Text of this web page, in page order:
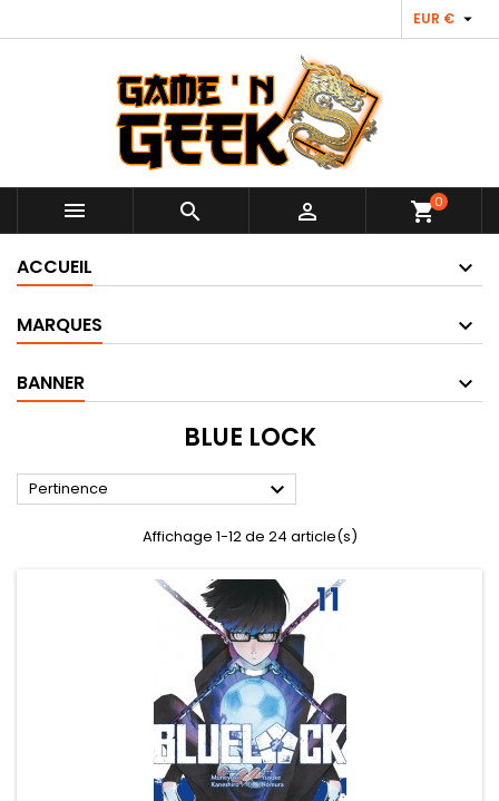
EUR € 
   shopping_cart0
ACCUEIL
MARQUES
BANNER
BLUE LOCK
Pertinence 
Affichage 1-12 de 24 article(s)